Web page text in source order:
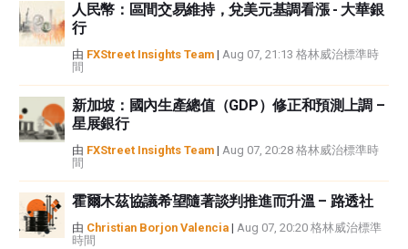
性不作任何陳述。FXStreet和作者將不承擔任何錯誤，遺漏或任何損失，傷害
或損害由此資訊及其顯示或使用引起的。錯誤和遺漏除外。本文作者和
FXStreet並非註冊投資顧問，本文內容無意提供任何投資建議。
人民幣：區間交易維持，兌美元基調看漲 - 大華銀
行
由 FXStreet Insights Team | Aug 07, 21:13 格林威治標準時
間
新加坡：國內生產總值（GDP）修正和預測上調 –
星展銀行
由 FXStreet Insights Team | Aug 07, 20:28 格林威治標準時
間
霍爾木茲協議希望隨著談判推進而升溫 – 路透社
由 Christian Borjon Valencia | Aug 07, 20:20 格林威治標準
時間